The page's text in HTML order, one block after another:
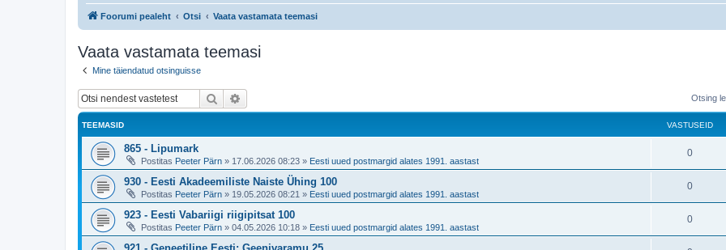
Foorumi pealeht Otsi Vaata vastamata teemasi
Vaata vastamata teemasi
Mine täiendatud otsinguisse
Otsi Otsing
TEEMASID VASTUSEID
865 - Lipumark
Postitas Peeter Pärn » 17.06.2026 08:23 » Eesti uued postmargid alates 1991. aastast
0
930 - Eesti Akadeemiliste Naiste Ühing 100
Postitas Peeter Pärn » 19.05.2026 08:21 » Eesti uued postmargid alates 1991. aastast
0
923 - Eesti Vabariigi riigipitsat 100
Postitas Peeter Pärn » 04.05.2026 10:18 » Eesti uued postmargid alates 1991. aastast
0